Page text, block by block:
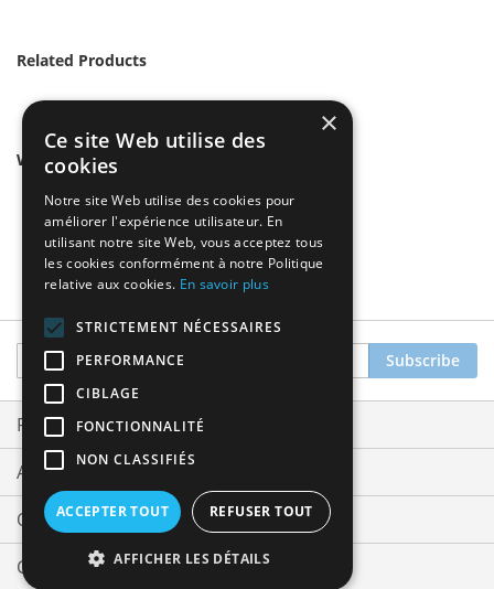
Related Products
We found other products you might like!
Sign
Up
for
Our
Newsletter:
Subscribe
Privacy and Cookie Policy
Advanced Search
Orders and Returns
Contact Us
×
Ce site Web utilise des
cookies
Notre site Web utilise des cookies pour
améliorer l'expérience utilisateur. En
utilisant notre site Web, vous acceptez tous
les cookies conformément à notre Politique
relative aux cookies. En savoir plus
STRICTEMENT NÉCESSAIRES
PERFORMANCE
CIBLAGE
FONCTIONNALITÉ
NON CLASSIFIÉS
ACCEPTER TOUT REFUSER TOUT
AFFICHER LES DÉTAILS